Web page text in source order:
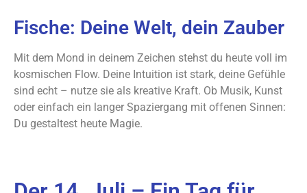
Fische: Deine Welt, dein Zauber
Mit dem Mond in deinem Zeichen stehst du heute voll im
kosmischen Flow. Deine Intuition ist stark, deine Gefühle
sind echt – nutze sie als kreative Kraft. Ob Musik, Kunst
oder einfach ein langer Spaziergang mit offenen Sinnen:
Du gestaltest heute Magie.